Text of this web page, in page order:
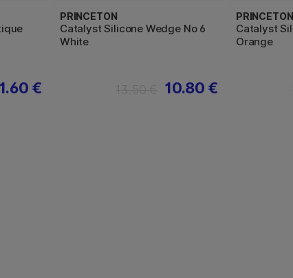
€
PRINCETON
Catalyst Silicone Wedge No 6
White
10.80 €
PRINCETON
Catalyst
Orange